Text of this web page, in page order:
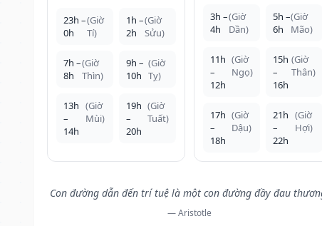
23h –
0h
(Giờ
Tí)
1h –
2h
(Giờ
Sửu)
7h –
8h
(Giờ
Thìn)
9h –
10h
(Giờ
Tỵ)
13h
–
14h
(Giờ
Mùi)
19h
–
20h
(Giờ
Tuất)
3h –
4h
(Giờ
Dần)
5h –
6h
(Giờ
Mão)
11h
–
12h
(Giờ
Ngọ)
15h
–
16h
(Giờ
Thân)
17h
–
18h
(Giờ
Dậu)
21h
–
22h
(Giờ
Hợi)
Con đường dẫn đến trí tuệ là một con đường đầy đau
— Aristotle